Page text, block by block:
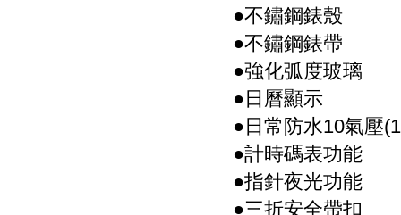
●不鏽鋼錶殼
●不鏽鋼錶帶
●強化弧度玻璃
●日曆顯示
●日常防水10氣壓
●計時碼表功能
●指針夜光功能
●三折安全帶扣